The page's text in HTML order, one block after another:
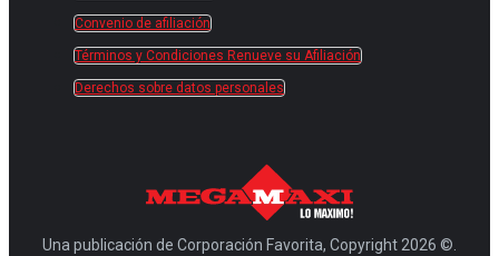
Convenio de afiliación
Términos y Condiciones Renueve su Afiliación
Derechos sobre datos personales
Una publicación de Corporación Favorita, Copyright 2026 ©.